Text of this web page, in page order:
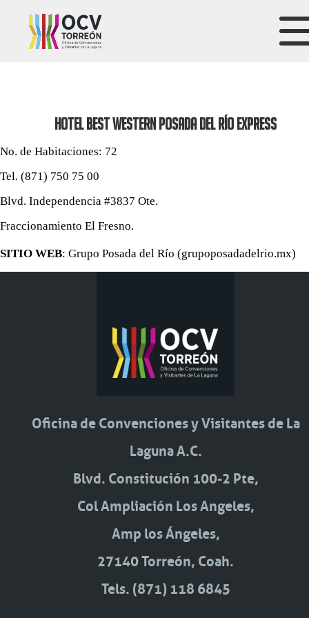
HOTEL BEST WESTERN POSADA DEL RÍO EXPRESS
No. de Habitaciones: 72
Tel. (871) 750 75 00
Blvd. Independencia #3837 Ote.
Fraccionamiento El Fresno.
SITIO WEB: Grupo Posada del Río (grupoposadadelrio.mx)
Oficina de Convenciones y Visitantes de La
Laguna A.C.
Blvd. Constitución 100-2 Pte,
Col Ampliación Los Angeles,
Amp los Ángeles,
27140 Torreón, Coah.
Tels. (871) 118 6845